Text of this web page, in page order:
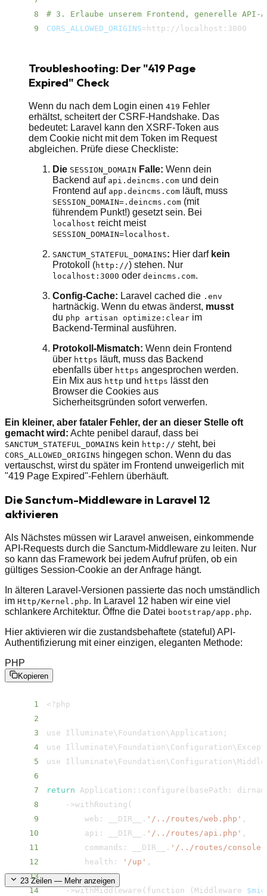
8
# 3. Erlaube unserem Frontend, generelle
9
CORS_ALLOWED_ORIGINS= http://localhost:3000
Troubleshooting: Der "419 Page
Expired" Check
Wenn du nach dem Login einen 419 Fehler
erhältst, scheitert der CSRF-Handshake. Das
bedeutet: Laravel kann den XSRF-Token aus
dem Cookie nicht mit dem Token im Request
abgleichen. Prüfe diese Checkliste:
Die SESSION_DOMAIN Falle: Wenn dein
Backend auf api.deincms.com und dein
Frontend auf app.deincms.com läuft, muss
SESSION_DOMAIN=.deincms.com (mit
führendem Punkt!) gesetzt sein. Bei
localhost reicht meist
SESSION_DOMAIN=localhost.
SANCTUM_STATEFUL_DOMAINS: Hier darf kein
Protokoll (http://) stehen. Nur
localhost:3000 oder deincms.com.
Config-Cache: Laravel cached die .env
hartnäckig. Wenn du etwas änderst, musst
du php artisan optimize:clear im
Backend-Terminal ausführen.
Protokoll-Mismatch: Wenn dein Frontend
über https läuft, muss das Backend
ebenfalls über https angesprochen werden.
Ein Mix aus http und https lässt den
Browser die Cookies aus
Sicherheitsgründen sofort verwerfen.
Ein kleiner, aber fataler Fehler, der an dieser Stelle oft
gemacht wird: Achte penibel darauf, dass bei
SANCTUM_STATEFUL_DOMAINS kein http:// steht, bei
CORS_ALLOWED_ORIGINS hingegen schon. Wenn du das
vertauschst, wirst du später im Frontend unweigerlich mit
"419 Page Expired"-Fehlern überhäuft.
Die Sanctum-Middleware in Laravel 12
aktivieren
Als Nächstes müssen wir Laravel anweisen, einkommende
API-Requests durch die Sanctum-Middleware zu leiten. Nur
so kann das Framework bei jedem Aufruf prüfen, ob ein
gültiges Session-Cookie an der Anfrage hängt.
In älteren Laravel-Versionen passierte das noch umständlich
im Http/​Kernel.php. In Laravel 12 haben wir eine viel
schlankere Architektur. Öffne die Datei bootstrap/​app.php.
Hier aktivieren wir die zustandsbehaftete (stateful) API-
Authentifizierung mit einer einzigen, eleganten Methode:
PHP
Kopieren
1 <
2
3
use Illuminate\ Foundation\Application ;
4
use Illuminate\ Foundation\ Configuration\
5
use Illuminate\ Foundation\ Configuration\
6
7
return Application::configure ( basePath:
8
    -
>withRouting (
9
        web: __DIR__.
'/../​routes/​web.php'
10
        api: __DIR__.
'/../​routes/​api.php'
11
        commands: __DIR__.
'/../​routes/​
12
        health:
'/​up'
13
)
14
    -
>withMiddleware ( function ( Middleware
23Zeilen — Mehr anzeigen